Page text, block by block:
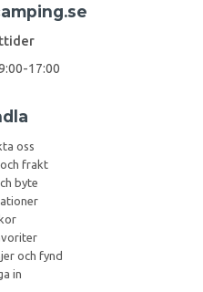
17:00
oss
frakt
byte
och fynd
in